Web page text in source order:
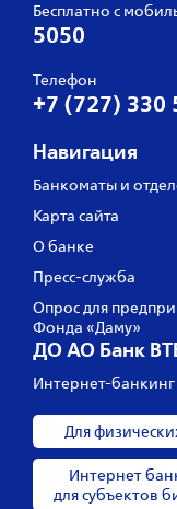
Бесплатно с
5050
Телефон
+7 (727) 330
Навигация
Банкоматы и
Карта сайта
О банке
Пресс‑служба
Опрос для
Фонда «Даму»
ДО АО Банк
Интернет-банкинг
Для
Интернет
для субъектов